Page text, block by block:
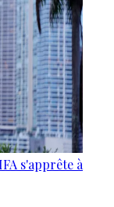
s'apprête à